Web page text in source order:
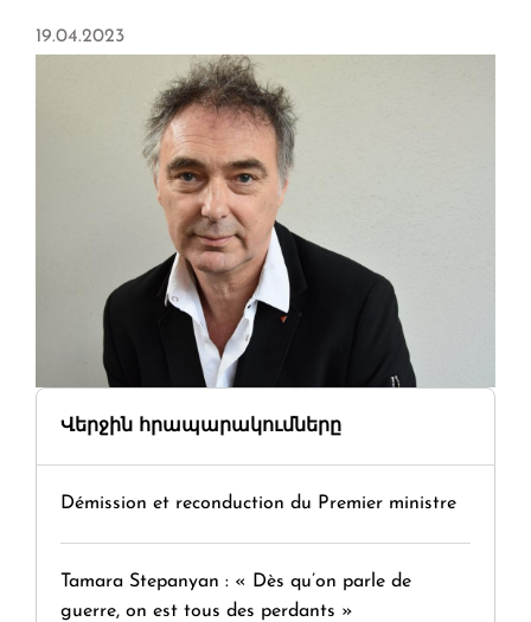
19.04.2023
Վերջին հրապարակումները
Démission et reconduction du Premier ministre
Tamara Stepanyan : « Dès qu’on parle de
guerre, on est tous des perdants »